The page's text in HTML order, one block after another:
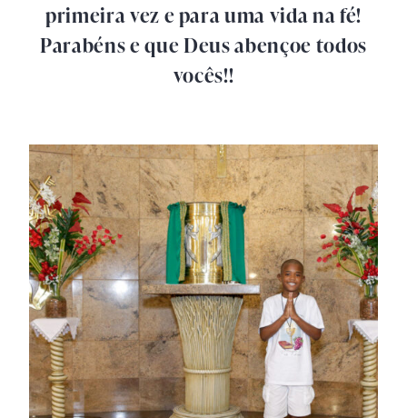
primeira vez e para uma vida na fé!
Parabéns e que Deus abençoe todos
vocês!!